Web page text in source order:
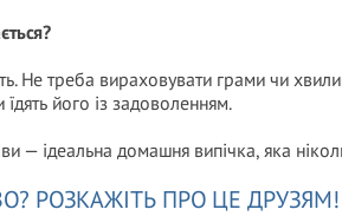
Не треба вираховувати грами чи
його із задоволенням.
— ідеальна домашня випічка, яка
РОЗКАЖІТЬ ПРО ЦЕ ДРУЗЯМ!